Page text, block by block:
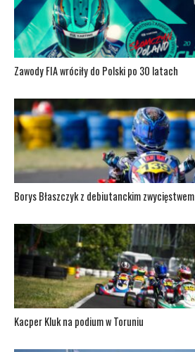
Zawody FIA wróciły do Polski po 30 latach
Borys Błaszczyk z debiutanckim zwycięstwem
Kacper Kluk na podium w Toruniu